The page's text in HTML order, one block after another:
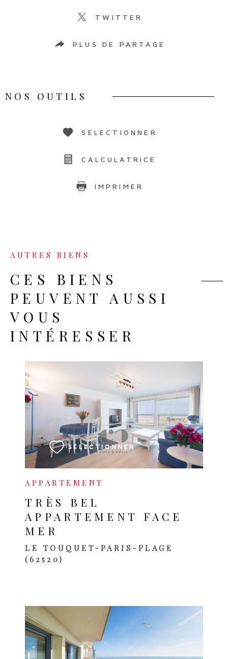
TWITTER
PLUS DE PARTAGE
NOS OUTILS
SÉLECTIONNER
CALCULATRICE
IMPRIMER
AUTRES BIENS
CES BIENS
PEUVENT AUSSI
VOUS
INTÉRESSER
APPARTEMENT
TRÈS BEL
APPARTEMENT FACE
MER
LE TOUQUET-PARIS-PLAGE
(62520)
SÉLECTIONNER
VOIR LE BIEN